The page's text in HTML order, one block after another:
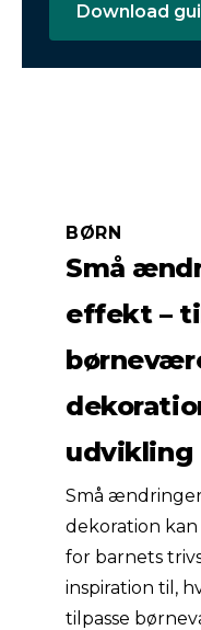
Download
Små
effekt –
udvikling
BØRN
Små
dekoration
for barnets
inspiration til,
tilpasse